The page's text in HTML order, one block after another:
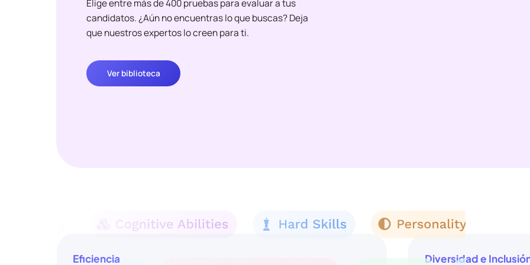
Elige entre más de 400 pruebas para evaluar a tus
candidatos. ¿Aún no encuentras lo que buscas? Deja
que nuestros expertos lo creen para ti.
Ver biblioteca
Eficiencia Diversidad e